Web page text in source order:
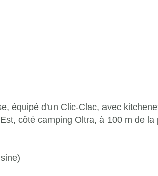
équipé d'un Clic-Clac, avec
côté camping Oltra, à 100 m de la